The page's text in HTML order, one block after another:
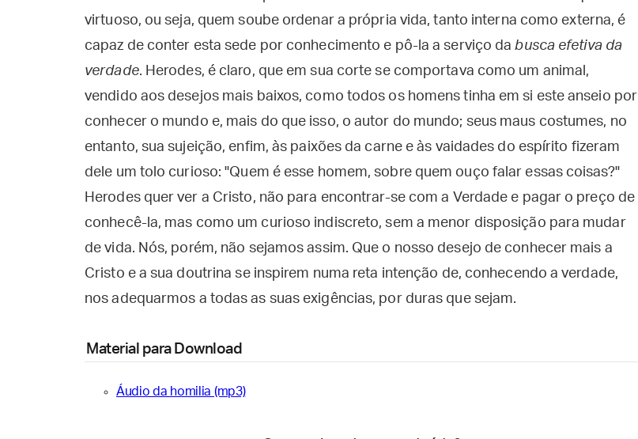
virtuoso, ou seja, quem soube ordenar a própria vida, tanto interna como externa, é
capaz de conter esta sede por conhecimento e pô-la a serviço dabusca efetiva da
verdade. Herodes, é claro, que em sua corte se comportava como um animal,
vendido aos desejos mais baixos, como todos os homens tinha em si este anseio por
conhecer o mundo e, mais do que isso, o autor do mundo; seus maus costumes, no
entanto, sua sujeição, enfim, às paixões da carne e às vaidades do espírito fizeram
dele um tolo curioso: "Quem é esse homem, sobre quem ouço falar essas coisas?"
Herodes quer ver a Cristo, não para encontrar-se com a Verdade e pagar o preço de
conhecê-la, mas como um curioso indiscreto, sem a menor disposição para mudar
de vida. Nós, porém, não sejamos assim. Que o nosso desejo de conhecer mais a
Cristo e a sua doutrina se inspirem numa reta intenção de, conhecendo a verdade,
nos adequarmos a todas as suas exigências, por duras que sejam.
Material para Download
Áudio da homilia (mp3)